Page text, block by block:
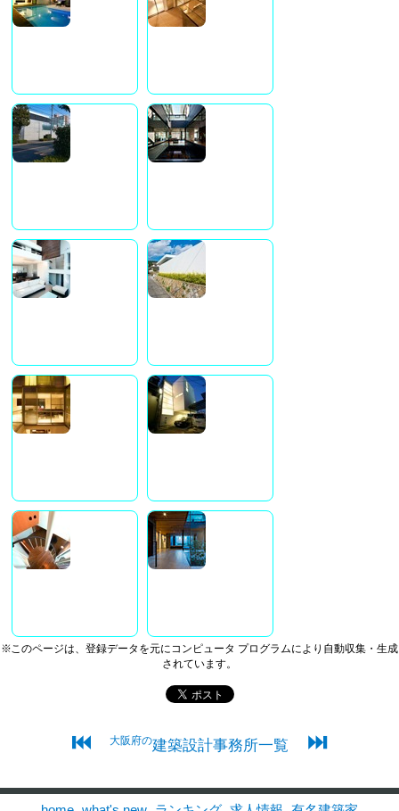
※このページは、登録データを元にコンピュータ プログラムにより自動収集・生成
されています。
⏮ 大阪府の建築設計事務所一覧 ⏭